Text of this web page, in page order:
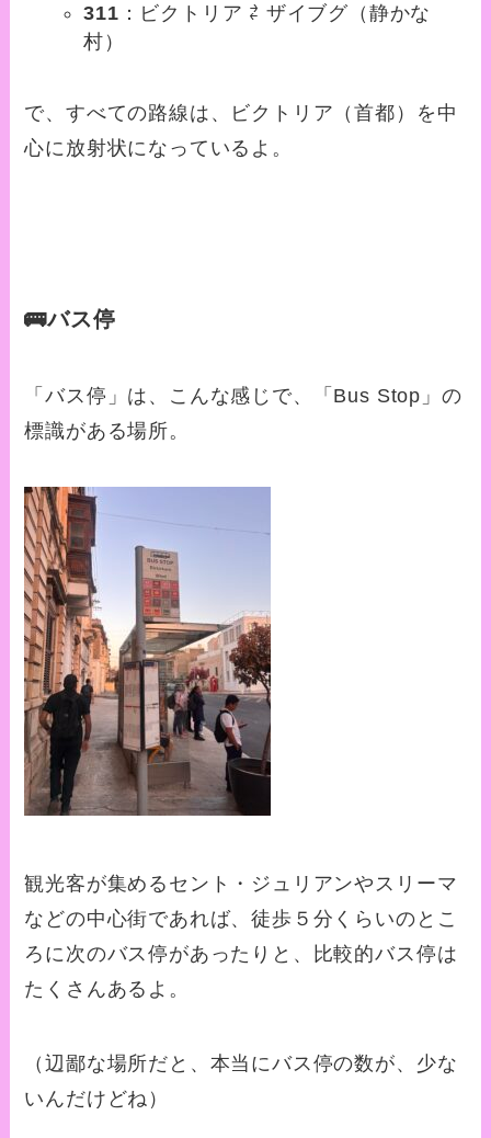
311 ：ビクトリア ⇄ ザイブグ（静かな
村）
で、すべての路線は、ビクトリア（首都）を中
心に放射状になっているよ。
🚌バス停
「バス停」は、こんな感じで、「Bus Stop」の
標識がある場所。
観光客が集めるセント・ジュリアンやスリーマ
などの中心街であれば、徒歩５分くらいのとこ
ろに次のバス停があったりと、比較的バス停は
たくさんあるよ。
（辺鄙な場所だと、本当にバス停の数が、少な
いんだけどね）